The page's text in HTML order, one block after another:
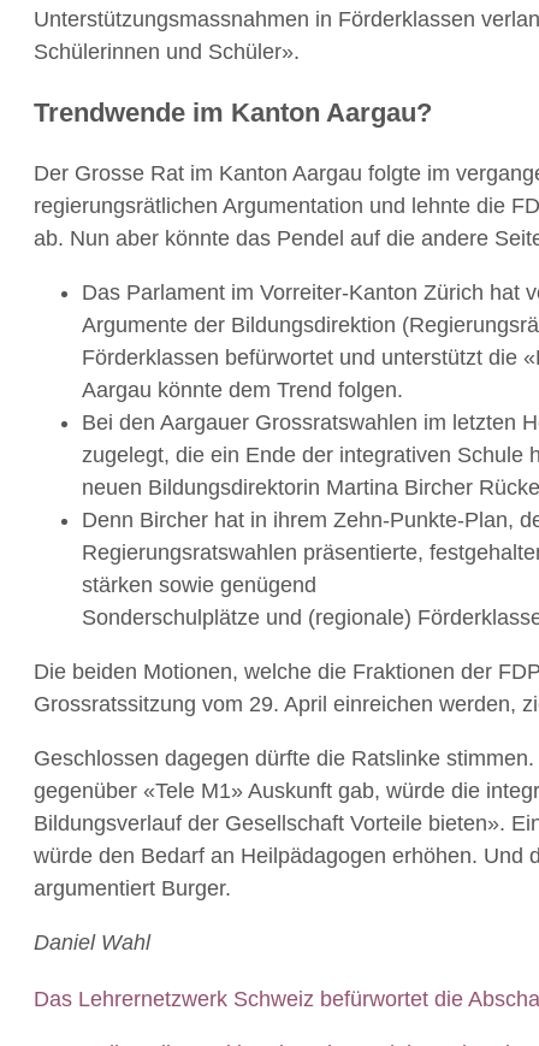
Unterstützungsmassnahmen in Förderklassen
Schülerinnen und Schüler».
Trendwende im Kanton Aargau?
Der Grosse Rat im Kanton Aargau folgte im
regierungsrätlichen Argumentation und lehnte die
ab. Nun aber könnte das Pendel auf die andere
Das Parlament im Vorreiter-Kanton Zürich hat
Argumente der Bildungsdirektion
Förderklassen befürwortet und unterstützt die
Aargau könnte dem Trend folgen.
Bei den Aargauer Grossratswahlen im letzten
zugelegt, die ein Ende der integrativen Schule
neuen Bildungsdirektorin Martina Bircher
Denn Bircher hat in ihrem Zehn-Punkte-Plan,
Regierungsratswahlen präsentierte,
stärken sowie genügend
Sonderschulplätze und (regionale)
Die beiden Motionen, welche die Fraktionen der
Grossratssitzung vom 29. April einreichen werden,
Geschlossen dagegen dürfte die Ratslinke
gegenüber «Tele M1» Auskunft gab, würde die
Bildungsverlauf der Gesellschaft Vorteile bieten».
würde den Bedarf an Heilpädagogen erhöhen. Und
argumentiert Burger.
Daniel Wahl
Das Lehrernetzwerk Schweiz befürwortet die